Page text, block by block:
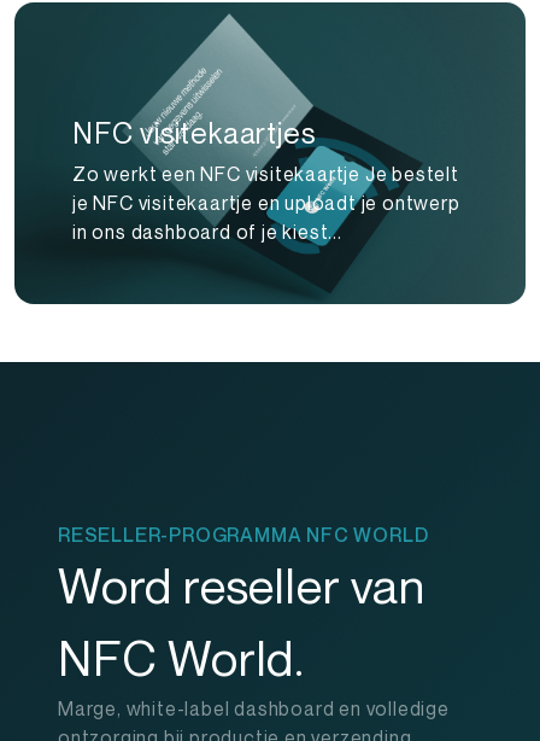
NFC visitekaartjes
Zo werkt een NFC visitekaartje Je bestelt
je NFC visitekaartje en uploadt je ontwerp
in ons dashboard of je kiest...
RESELLER-PROGRAMMA NFC WORLD
Word reseller van
NFC World.
Marge, white-label dashboard en volledige